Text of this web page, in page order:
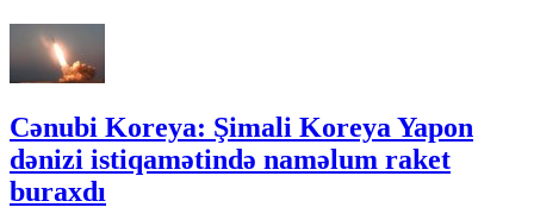
Cənubi Koreya: Şimali Koreya Yapon
dənizi istiqamətində naməlum raket
buraxdı